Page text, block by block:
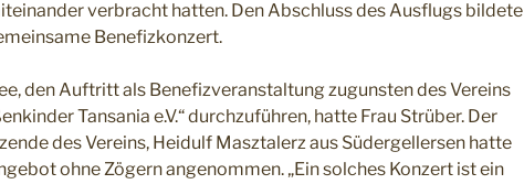
verbracht hatten. Den Abschluss des Ausflugs bildete
Benefizkonzert.
den Auftritt als Benefizveranstaltung zugunsten des Vereins
Tansania e.V.“ durchzuführen, hatte Frau Strüber. Der
des Vereins, Heidulf Masztalerz aus Südergellersen hatte
ohne Zögern angenommen. „Ein solches Konzert ist ein